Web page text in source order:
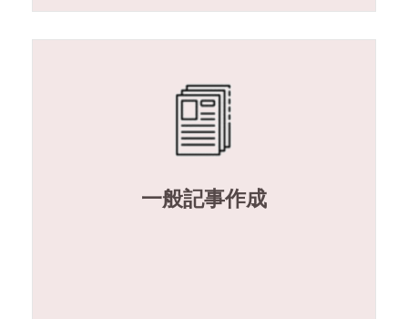
一般記事作成